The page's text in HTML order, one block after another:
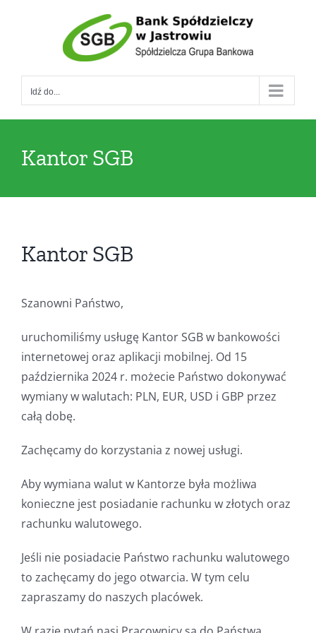
Idź do...
Kantor SGB
Kantor SGB
Szanowni Państwo,
uruchomiliśmy usługę Kantor SGB w bankowości
internetowej oraz aplikacji mobilnej. Od 15
października 2024 r. możecie Państwo dokonywać
wymiany w walutach: PLN, EUR, USD i GBP przez
całą dobę.
Zachęcamy do korzystania z nowej usługi.
Aby wymiana walut w Kantorze była możliwa
konieczne jest posiadanie rachunku w złotych oraz
rachunku walutowego.
Jeśli nie posiadacie Państwo rachunku walutowego
to zachęcamy do jego otwarcia. W tym celu
zapraszamy do naszych placówek.